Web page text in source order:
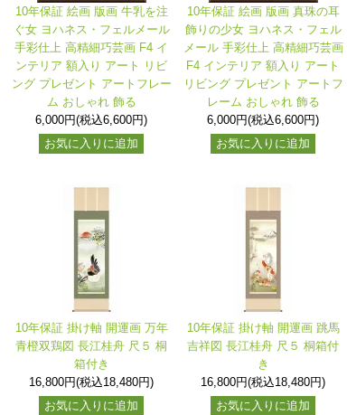
10年保証 絵画 版画 牛乳を注
ぐ女 ヨハネス・フェルメール
手彩仕上 高精細巧芸画 F4 イ
ンテリア 額入り アート リビ
ング プレゼント アートフレー
ム おしゃれ 飾る
6,000円(税込6,600円)
お気に入りに追加
10年保証 絵画 版画 真珠の耳
飾りの少女 ヨハネス・フェル
メール 手彩仕上 高精細巧芸画
F4 インテリア 額入り アート
リビング プレゼント アートフ
レーム おしゃれ 飾る
6,000円(税込6,600円)
お気に入りに追加
10年保証 掛け軸 開運画 万年
青橙双鶏図 長江桂舟 尺５ 桐
箱付き
16,800円(税込18,480円)
お気に入りに追加
10年保証 掛け軸 開運画 跳馬
吉祥図 長江桂舟 尺５ 桐箱付
き
16,800円(税込18,480円)
お気に入りに追加